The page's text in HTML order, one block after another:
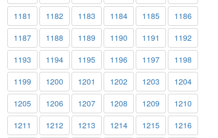
1181
1182 1183 1184 1185
1186
1187
1188 1189 1190 1191
1192
1193
1194 1195 1196 1197
1198
1199
1200 1201 1202 1203
1204
1205
1206 1207 1208 1209
1210
1211
1212 1213 1214 1215
1216